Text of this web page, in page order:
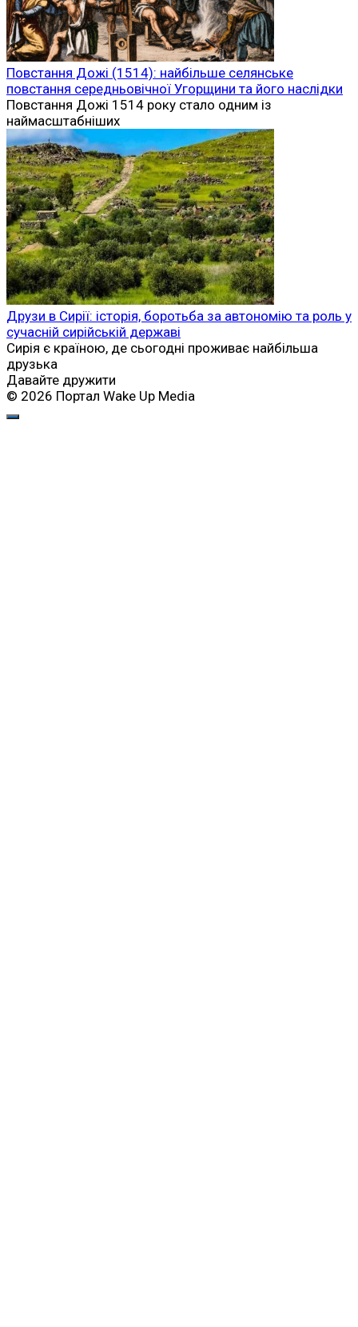
Повстання Дожі (1514): найбільше селянське
повстання середньовічної Угорщини та його наслідки
Повстання Дожі 1514 року стало одним із
наймасштабніших
Друзи в Сирії: історія, боротьба за автономію та роль у
сучасній сирійській державі
Сирія є країною, де сьогодні проживає найбільша
друзька
Давайте дружити
© 2026 Портал Wake Up Media